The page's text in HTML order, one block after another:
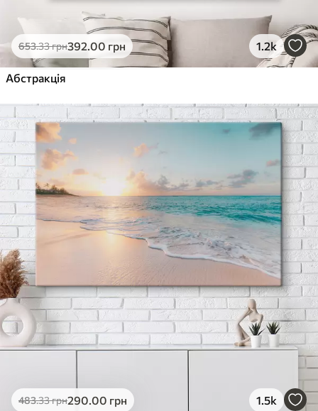
653.33грн392.00 грн 1.2k
Абстракція
483.33грн290.00 грн 1.5k